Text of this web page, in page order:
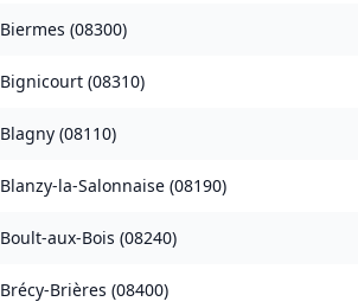
Biermes (08300)
Bignicourt (08310)
Blagny (08110)
Blanzy-la-Salonnaise (08190)
Boult-aux-Bois (08240)
Brécy-Brières (08400)